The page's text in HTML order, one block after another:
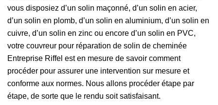
vous disposiez d’un solin maçonné, d’un solin en acier,
d’un solin en plomb, d’un solin en aluminium, d’un solin en
cuivre, d’un solin en zinc ou encore d’un solin en PVC,
votre couvreur pour réparation de solin de cheminée
Entreprise Riffel est en mesure de savoir comment
procéder pour assurer une intervention sur mesure et
conforme aux normes. Nous allons procéder étape par
étape, de sorte que le rendu soit satisfaisant.